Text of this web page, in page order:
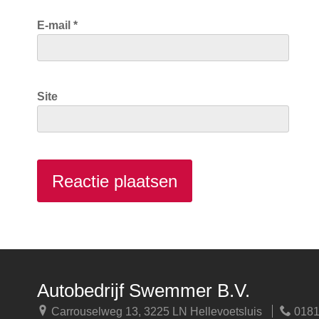
E-mail *
Site
Autobedrijf Swemmer B.V.
Carrouselweg 13, 3225 LN Hellevoetsluis